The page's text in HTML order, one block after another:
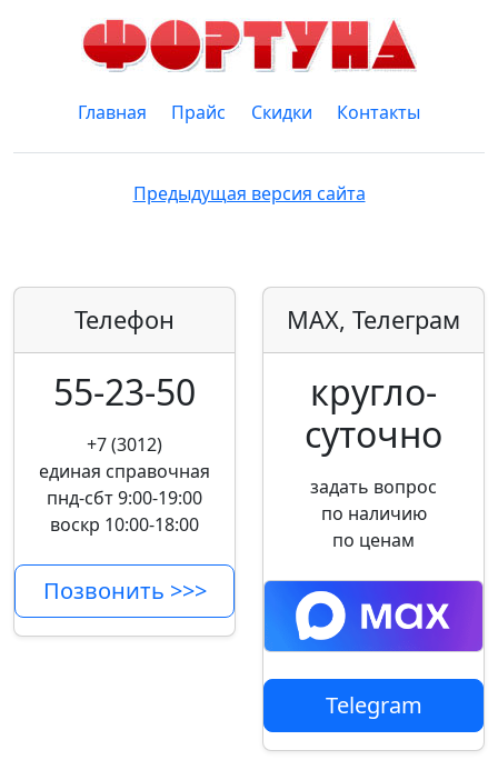
Главная Прайс Скидки Контакты
Предыдущая версия сайта
Телефон
55-23-50
+7 (3012)
единая справочная
пнд-сбт 9:00-19:00
воскр 10:00-18:00
Позвонить >>>
MAX, Телеграм
кругло­
суточно
задать вопрос
по наличию
по ценам
Telegram